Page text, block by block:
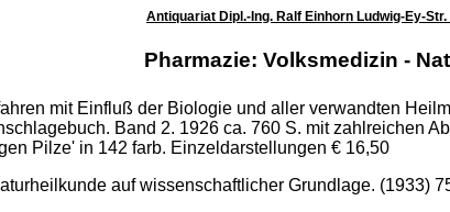
Antiquariat Dipl.-Ing. Ralf Einhorn Ludwig-Ey-
Pharmazie: Volksmedizin -
mit Einfluß der Biologie und aller verwandten
Band 2. 1926 ca. 760 S. mit zahlreichen
Pilze' in 142 farb. Einzeldarstellungen € 16,50
auf wissenschaftlicher Grundlage. (1933)